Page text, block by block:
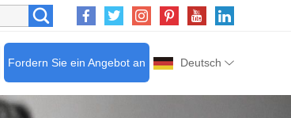
Deutsch
Fordern Sie ein Angebot an